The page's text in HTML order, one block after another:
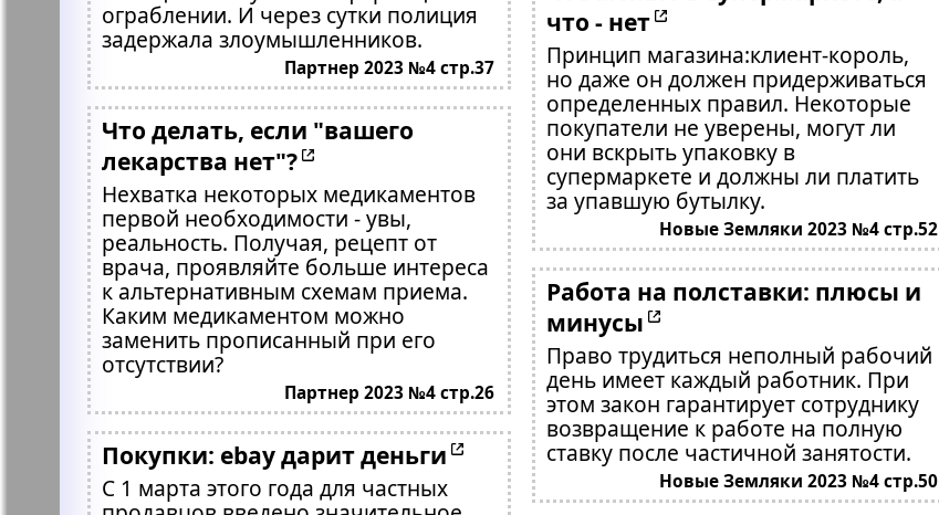
ограблении. И через сутки полиция
задержала злоумышленников.
Партнер 2023 №4 стр.37
Что делать, если "вашего
лекарства нет"?
Нехватка некоторых медикаментов
первой необходимости - увы,
реальность. Получая, рецепт от
врача, проявляйте больше интереса
к альтернативным схемам приема.
Каким медикаментом можно
заменить прописанный при его
отсутствии?
Партнер 2023 №4 стр.26
Покупки: ebay дарит деньги
С 1 марта этого года для частных
что - нет
Принцип магазина:клиент-король,
но даже он должен придерживаться
определенных правил. Некоторые
покупатели не уверены, могут ли
они вскрыть упаковку в
супермаркете и должны ли платить
за упавшую бутылку.
Новые Земляки 2023 №4 стр.52
Работа на полставки: плюсы и
минусы
Право трудиться неполный рабочий
день имеет каждый работник. При
этом закон гарантирует сотруднику
возвращение к работе на полную
ставку после частичной занятости.
Новые Земляки 2023 №4 стр.50